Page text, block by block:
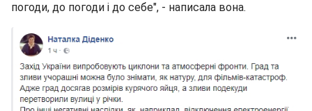
погоди, до погоди і до себе", - написала вона.